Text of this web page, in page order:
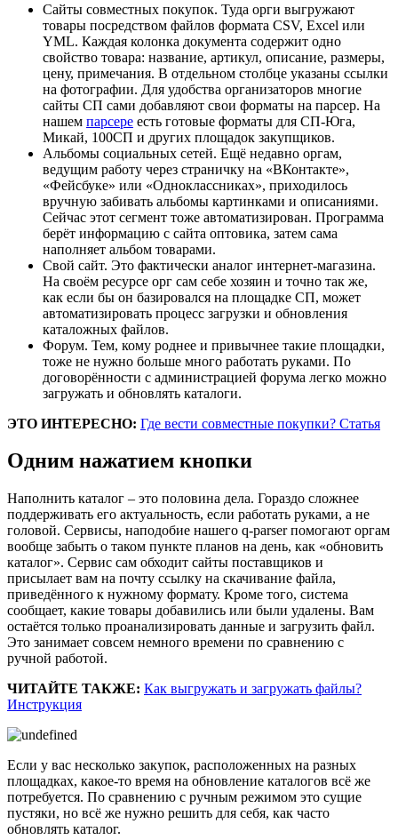
Сайты совместных покупок. Туда орги выгружают
товары посредством файлов формата CSV, Excel или
YML. Каждая колонка документа содержит одно
свойство товара: название, артикул, описание, размеры,
цену, примечания. В отдельном столбце указаны ссылки
на фотографии. Для удобства организаторов многие
сайты СП сами добавляют свои форматы на парсер. На
нашем парсере есть готовые форматы для СП-Юга,
Микай, 100СП и других площадок закупщиков.
Альбомы социальных сетей. Ещё недавно оргам,
ведущим работу через страничку на «ВКонтакте»,
«Фейсбуке» или «Одноклассниках», приходилось
вручную забивать альбомы картинками и описаниями.
Сейчас этот сегмент тоже автоматизирован. Программа
берёт информацию с сайта оптовика, затем сама
наполняет альбом товарами.
Свой сайт. Это фактически аналог интернет-магазина.
На своём ресурсе орг сам себе хозяин и точно так же,
как если бы он базировался на площадке СП, может
автоматизировать процесс загрузки и обновления
каталожных файлов.
Форум. Тем, кому роднее и привычнее такие площадки,
тоже не нужно больше много работать руками. По
договорённости с администрацией форума легко можно
загружать и обновлять каталоги.
ЭТО ИНТЕРЕСНО: Где вести совместные покупки? Статья
Одним нажатием кнопки
Наполнить каталог – это половина дела. Гораздо сложнее
поддерживать его актуальность, если работать руками, а не
головой. Сервисы, наподобие нашего q-parser помогают оргам
вообще забыть о таком пункте планов на день, как «обновить
каталог». Сервис сам обходит сайты поставщиков и
присылает вам на почту ссылку на скачивание файла,
приведённого к нужному формату. Кроме того, система
сообщает, какие товары добавились или были удалены. Вам
остаётся только проанализировать данные и загрузить файл.
Это занимает совсем немного времени по сравнению с
ручной работой.
ЧИТАЙТЕ ТАКЖЕ: Как выгружать и загружать файлы?
Инструкция
Если у вас несколько закупок, расположенных на разных
площадках, какое-то время на обновление каталогов всё же
потребуется. По сравнению с ручным режимом это сущие
пустяки, но всё же нужно решить для себя, как часто
обновлять каталог.